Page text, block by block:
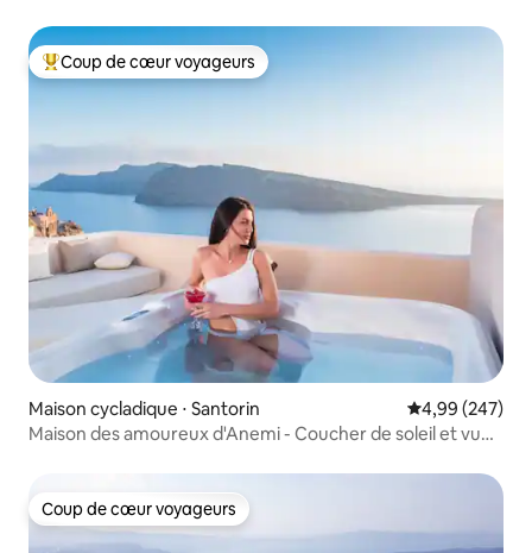
Coups de cœur voyageurs les plus appréciés
Coup de cœur voyageurs
Maison cycladique ⋅ Santorin Évaluation
4,99 (247)
Maison des amoureux d'Anemi - Coucher de soleil et vue
Coup de cœur voyageurs
Coup de cœur voyageurs